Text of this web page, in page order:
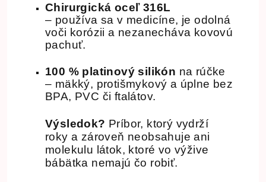
Chirurgická oceľ 316L
– používa sa v medicíne, je odolná
voči korózii a nezanecháva kovovú
pachuť.
100 % platinový silikón na rúčke
– mäkký, protišmykový a úplne bez
BPA, PVC či ftalátov.
Výsledok? Príbor, ktorý vydrží
roky a zároveň neobsahuje ani
molekulu látok, ktoré vo výžive
bábätka nemajú čo robiť.